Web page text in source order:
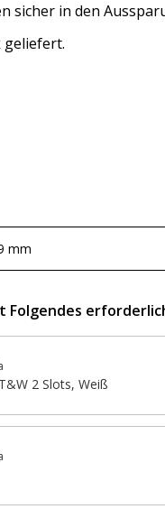
sicher in den
geliefert.
mm
Folgendes
2 Slots, Weiß